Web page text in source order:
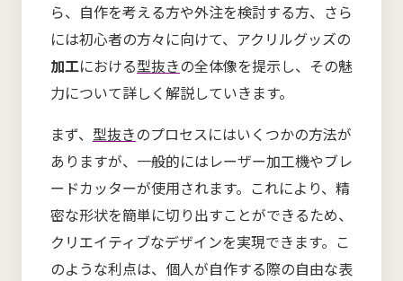
ら、自作を考える方や外注を検討する方、さら
には初心者の方々に向けて、アクリルグッズの
加工における型抜きの全体像を提示し、その魅
力について詳しく解説していきます。
まず、 型抜きのプロセスにはいくつかの方法が
ありますが、一般的にはレーザー加工機やブレ
ードカッターが使用されます。これにより、精
密な形状を簡単に切り出すことができるため、
クリエイティブなデザインを実現できます。こ
のような利点は、個人が自作する際の自由な表